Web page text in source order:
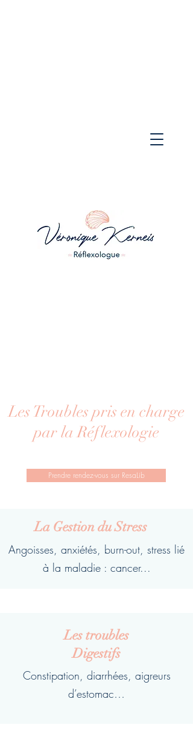
Les Troubles pris en charge
par la Réflexologie
Prendre rendez-vous sur ResaLib
La Gestion du Stress
Angoisses, anxiétés, burn-out, stress lié
à la maladie : cancer...
Les troubles
Digestifs
Constipation, diarrhées, aigreurs
d’estomac…